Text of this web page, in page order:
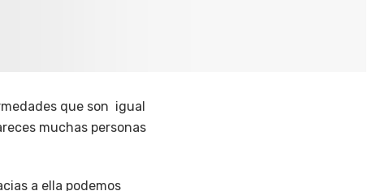
que son igual
muchas personas
a ella podemos